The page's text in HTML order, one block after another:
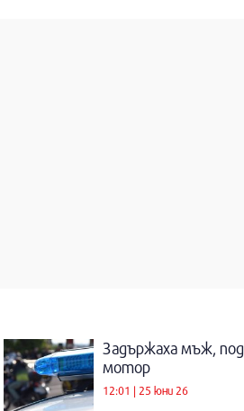
Задържаха мъж,
мотор
12:01 | 25 юни 26